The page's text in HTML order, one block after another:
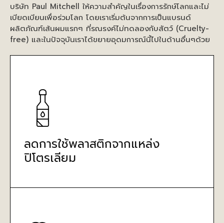
บริษัท Paul Mitchell ให้ความสำคัญในเรื่องการรักษ์โลกและไม่
เบียดเบียนเพื่อร่วมโลก โดยเราเริ่มต้นจากการเป็นแบรนด์
ผลิตภัณฑ์เส้นผมแรกๆ ที่รณรงค์ไม่ทดลองกับสัตว์ (Cruelty-
free) และในปัจจุบันเราได้ขยายอุดมการณ์นี้ไปในด้านอื่นๆด้วย
ลดการใช้พลาสติกจากแหล่ง
ปิโตรเลียม